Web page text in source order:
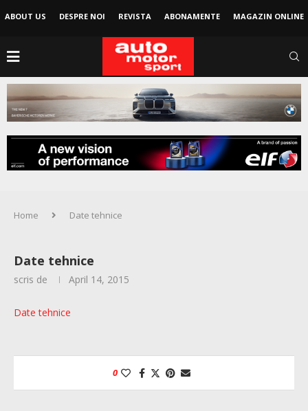
ABOUT US DESPRE NOI REVISTA ABONAMENTE MAGAZIN ONLINE
Home Date tehnice
Date tehnice
scris de April 14, 2015
Date tehnice
0